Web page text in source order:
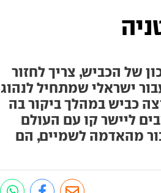
של הכביש, צריך לחזור
ישראלי שמתחיל לנהוג
כביש במהלך ביקור בה
ליישר קו עם העולם
מהאדמה לשמיים, הם